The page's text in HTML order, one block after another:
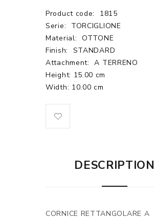
Product code:
1815
Serie:
TORCIGLIONE
Material: OTTONE
Finish:
STANDARD
Attachment:
A TERRENO
Height: 15.00 cm
Width: 10.00 cm
DESCRIPTION
CORNICE RETTANGOLARE A